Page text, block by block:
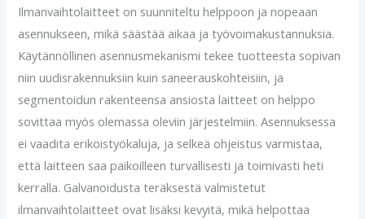
Ilmanvaihtolaitteet on suunniteltu helppoon ja nopeaan
asennukseen, mikä säästää aikaa ja työvoimakustannuksia.
Käytännöllinen asennusmekanismi tekee tuotteesta sopivan
niin uudisrakennuksiin kuin saneerauskohteisiin, ja
segmentoidun rakenteensa ansiosta laitteet on helppo
sovittaa myös olemassa oleviin järjestelmiin. Asennuksessa
ei vaadita erikoistyökaluja, ja selkeä ohjeistus varmistaa,
että laitteen saa paikoilleen turvallisesti ja toimivasti heti
kerralla. Galvanoidusta teräksestä valmistetut
ilmanvaihtolaitteet ovat lisäksi kevyitä, mikä helpottaa